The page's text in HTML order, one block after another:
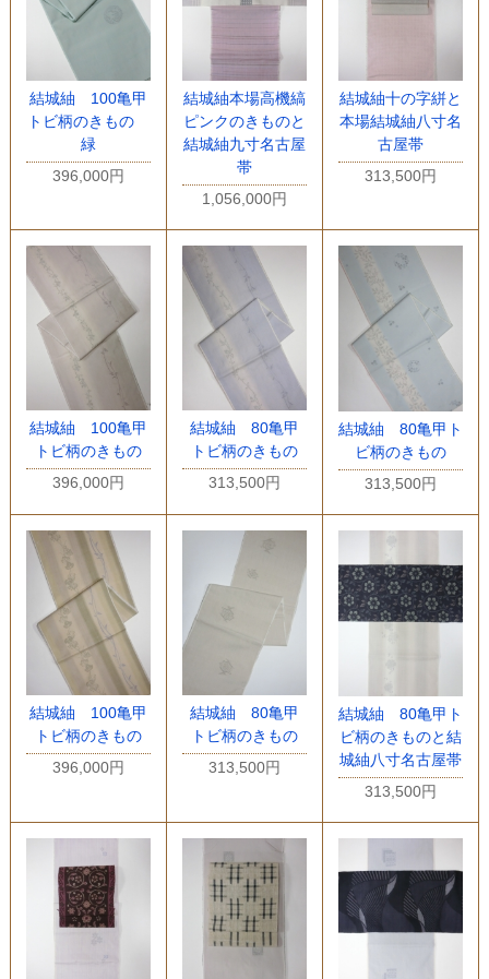
結城紬 100亀甲
トビ柄のきもの
緑
396,000円
結城紬本場高機縞
ピンクのきものと
結城紬九寸名古屋
帯
1,056,000円
結城紬十の字絣と
本場結城紬八寸名
古屋帯
313,500円
結城紬 100亀甲
トビ柄のきもの
396,000円
結城紬 80亀甲
トビ柄のきもの
313,500円
結城紬 80亀甲ト
ビ柄のきもの
313,500円
結城紬 100亀甲
トビ柄のきもの
396,000円
結城紬 80亀甲
トビ柄のきもの
313,500円
結城紬 80亀甲ト
ビ柄のきものと結
城紬八寸名古屋帯
313,500円